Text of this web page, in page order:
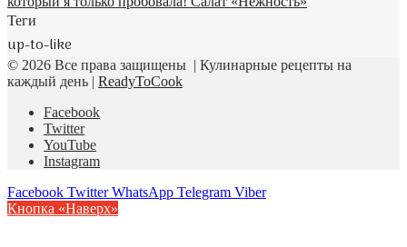
Теги
up-to-like
© 2026 Все права защищены | Кулинарные рецепты на
каждый день | ReadyToCook
Facebook
Twitter
YouTube
Instagram
Facebook Twitter WhatsApp Telegram Viber
Кнопка «Наверх»